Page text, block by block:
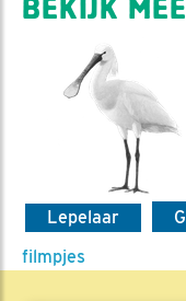
BEKIJK
Lepelaar
filmpjes